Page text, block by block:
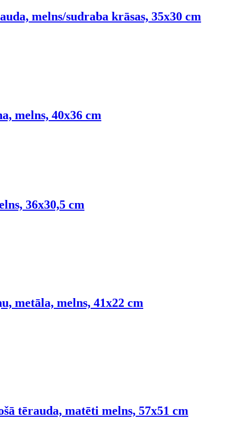
melns/sudraba krāsas, 35x30 cm
melns, 40x36 cm
36x30,5 cm
metāla, melns, 41x22 cm
tērauda, matēti melns, 57x51 cm